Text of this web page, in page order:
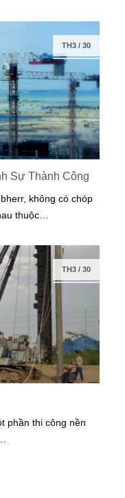
TH3/ 30
Sự Thành Công
không có chóp
thuộc…
TH3/ 30
phần thi công nền